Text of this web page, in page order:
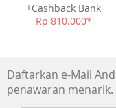
+Cashback Bank
Rp 810.000*
Daftarkan e-Mail
penawaran menarik.